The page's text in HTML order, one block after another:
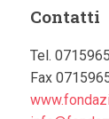
Contatti
Tel.
Fax